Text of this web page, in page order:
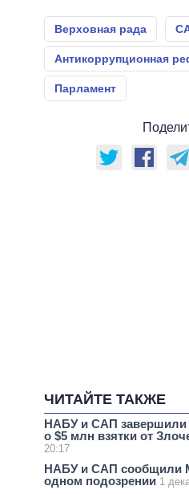
Верховная рада
Антикоррупционная
Парламент
ЧИТАЙТЕ ТАКЖЕ
НАБУ и САП завершили
о $5 млн взятки от
20:17
НАБУ и САП сообщили
одном подозрении 1